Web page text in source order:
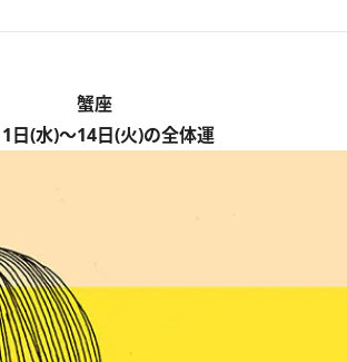
蟹座
日(水)～14日(火)の全体運